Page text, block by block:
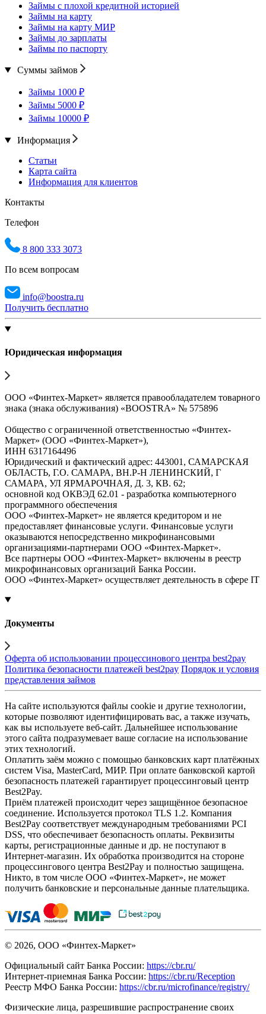
Займы с плохой кредитной историей
Займы на карту
Займы на карту МИР
Займы до зарплаты
Займы по паспорту
Суммы займов
Займы 1000 ₽
Займы 5000 ₽
Займы 10000 ₽
Информация
Статьи
Карта сайта
Информация для клиентов
Контакты
Телефон
8 800 333 3073
По всем вопросам
info@boostra.ru
Получить бесплатно
Юридическая информация
ООО «Финтех-Маркет» является правообладателем товарного
знака (знака обслуживания) «BOOSTRA» № 575896
Общество с ограниченной ответственностью «Финтех-
Маркет» (ООО «Финтех-Маркет»),
ИНН 6317164496
Юридический и фактический адрес: 443001, САМАРСКАЯ
ОБЛАСТЬ, Г.О. САМАРА, ВН.Р-Н ЛЕНИНСКИЙ, Г
САМАРА, УЛ ЯРМАРОЧНАЯ, Д. 3, КВ. 62;
основной код ОКВЭД 62.01 - разработка компьютерного
программного обеспечения
ООО «Финтех-Маркет» не является кредитором и не
предоставляет финансовые услуги. Финансовые услуги
оказываются непосредственно микрофинансовыми
организациями-партнерами ООО «Финтех-Маркет».
Все партнеры ООО «Финтех-Маркет» включены в реестр
микрофинансовых организаций Банка России.
ООО «Финтех-Маркет» осуществляет деятельность в сфере IT
Документы
Оферта об использовании процессинового центра best2pay
Политика безопасности платежей best2pay Порядок и условия
представления займов
На сайте используются файлы cookie и другие технологии,
которые позволяют идентифицировать вас, а также изучать,
как вы используете веб-сайт. Дальнейшее использование
этого сайта подразумевает ваше согласие на использование
этих технологий.
Оплатить заём можно с помощью банковских карт платёжных
систем Visa, MasterCard, МИР. При оплате банковской картой
безопасность платежей гарантирует процессинговый центр
Best2Pay.
Приём платежей происходит через защищённое безопасное
соединение. Используется протокол TLS 1.2. Компания
Best2Pay соответствует международным требованиями PCI
DSS, что обеспечивает безопасность оплаты. Реквизиты
карты, регистрационные данные и др. не поступают в
Интернет-магазин. Их обработка производится на стороне
процессингового центра Best2Pay и полностью защищена.
Никто, в том числе ООО «Финтех-Маркет», не может
получить банковские и персональные данные плательщика.
© 2026, ООО «Финтех-Маркет»
Официальный сайт Банка России: https://cbr.ru/
Интернет-приемная Банка России: https://cbr.ru/Reception
Реестр МФО Банка России: https://cbr.ru/microfinance/registry/
Физические лица, разрешившие распространение своих